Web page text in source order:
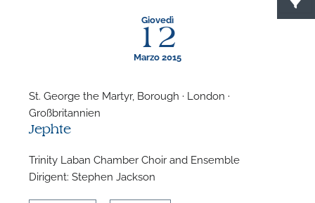
Giovedì
12
Marzo 2015
St. George the Martyr, Borough · London ·
Großbritannien
Jephte
Trinity Laban Chamber Choir and Ensemble
Dirigent: Stephen Jackson